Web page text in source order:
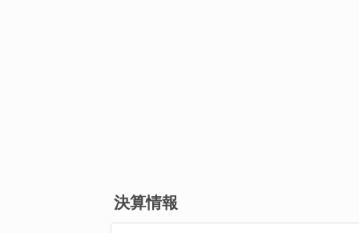
決算情報